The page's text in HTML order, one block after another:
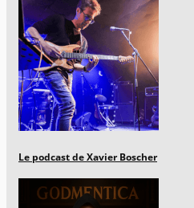
Le podcast de Xavier Boscher